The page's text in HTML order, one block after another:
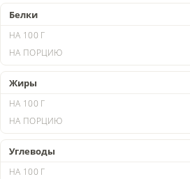
Белки
Жиры
Углеводы